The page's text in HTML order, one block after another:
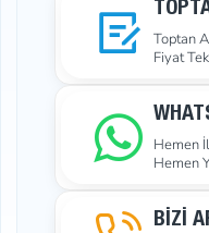
Toptan
Fiyat
Hemen
Hemen
BİZİ